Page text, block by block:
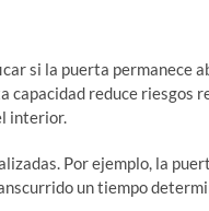
si la puerta permanece
capacidad reduce riesgos
interior.
Por ejemplo, la
un tiempo